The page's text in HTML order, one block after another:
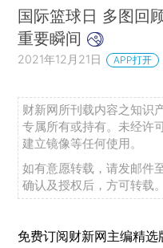
国际篮球日 多图回
重要瞬间
2021年12月21日 APP打开
财新网所刊载内容之知识
专属所有或持有。未经许
建立镜像等任何使用。
如有意愿转载，请发邮件
确认及授权后，方可转载。
免费订阅财新网主编精选